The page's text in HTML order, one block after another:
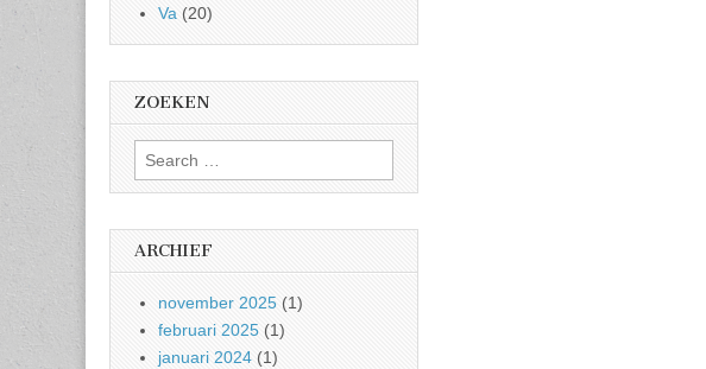
Va (20)
ZOEKEN
Search
for:
ARCHIEF
november 2025 (1)
februari 2025 (1)
januari 2024 (1)